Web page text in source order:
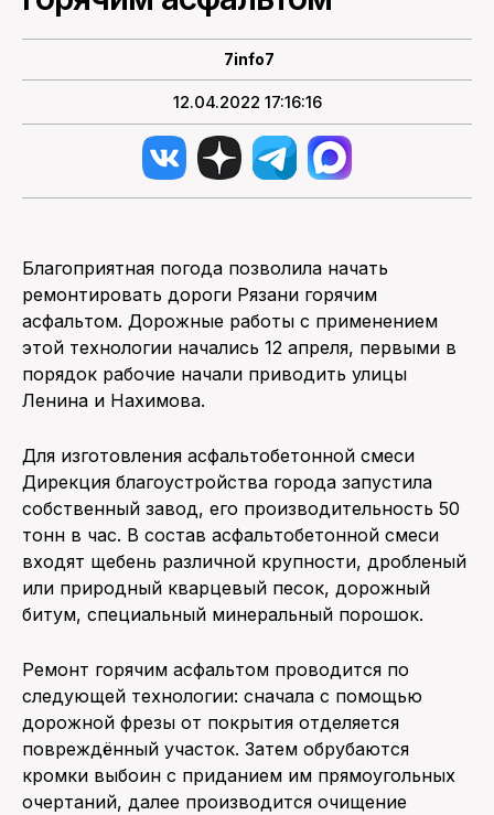
ПОИСК ПО САЙТУ
7info7
12.04.2022 17:16:16
Благоприятная погода позволила начать
ремонтировать дороги Рязани горячим
асфальтом. Дорожные работы с применением
этой технологии начались 12 апреля, первыми в
порядок рабочие начали приводить улицы
Ленина и Нахимова.
Для изготовления асфальтобетонной смеси
Дирекция благоустройства города запустила
собственный завод, его производительность 50
тонн в час. В состав асфальтобетонной смеси
входят щебень различной крупности, дробленый
или природный кварцевый песок, дорожный
битум, специальный минеральный порошок.
Ремонт горячим асфальтом проводится по
следующей технологии: сначала с помощью
дорожной фрезы от покрытия отделяется
повреждённый участок. Затем обрубаются
кромки выбоин с приданием им прямоугольных
очертаний, далее производится очищение